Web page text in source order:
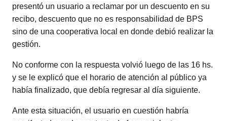
presentó un usuario a reclamar por un descuento en su
recibo, descuento que no es responsabilidad de BPS
sino de una cooperativa local en donde debió realizar la
gestión.
No conforme con la respuesta volvió luego de las 16 hs.
y se le explicó que el horario de atención al público ya
había finalizado, que debía regresar al día siguiente.
Ante esta situación, el usuario en cuestión habría